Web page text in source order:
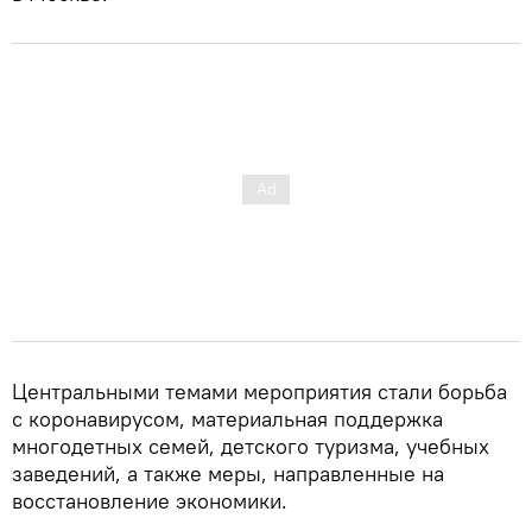
Центральными темами мероприятия стали борьба
с коронавирусом, материальная поддержка
многодетных семей, детского туризма, учебных
заведений, а также меры, направленные на
восстановление экономики.